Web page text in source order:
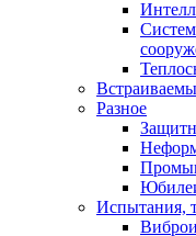
Разное
Испытания,